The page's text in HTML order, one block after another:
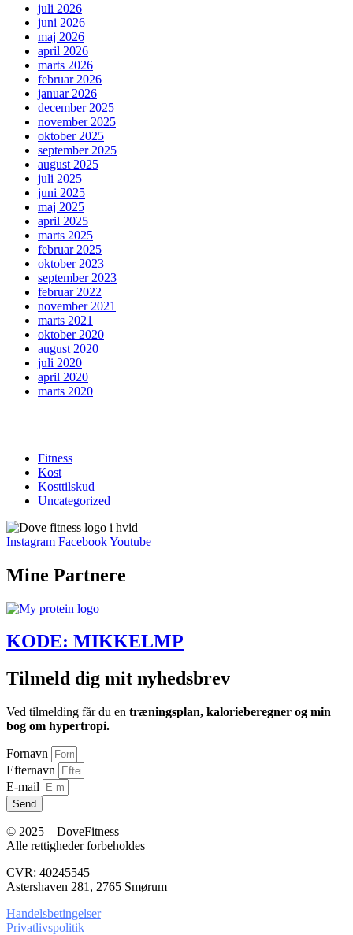
juli 2026
juni 2026
maj 2026
april 2026
marts 2026
februar 2026
januar 2026
december 2025
november 2025
oktober 2025
september 2025
august 2025
juli 2025
juni 2025
maj 2025
april 2025
marts 2025
februar 2025
oktober 2023
september 2023
februar 2022
november 2021
marts 2021
oktober 2020
august 2020
juli 2020
april 2020
marts 2020
Fitness
Kost
Kosttilskud
Uncategorized
Instagram FacebookYoutube
Mine Partnere
KODE: MIKKELMP
Tilmeld dig mit nyhedsbrev
Ved tilmelding får du en træningsplan, kalorieberegner og min
bog om hypertropi.
Fornavn
Efternavn
E-mail
Send
© 2025 – DoveFitness
Alle rettigheder forbeholdes
CVR: 40245545
Astershaven 281, 2765 Smørum
Handelsbetingelser
Privatlivspolitik